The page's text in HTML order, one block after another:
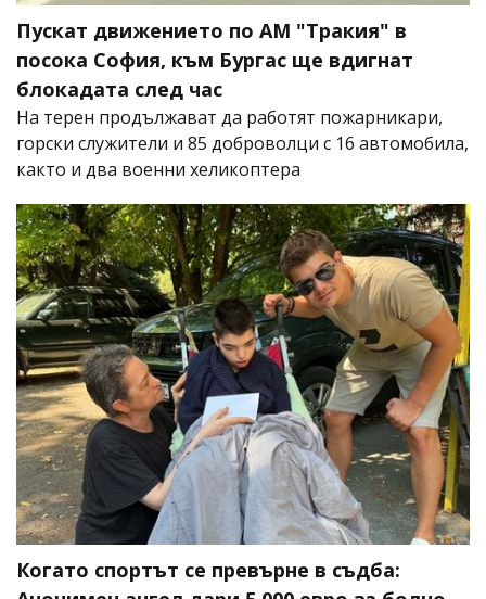
Пускат движението по АМ "Тракия" в
посока София, към Бургас ще вдигнат
блокадата след час
На терен продължават да работят пожарникари,
горски служители и 85 доброволци с 16 автомобила,
както и два военни хеликоптера
Когато спортът се превърне в съдба: